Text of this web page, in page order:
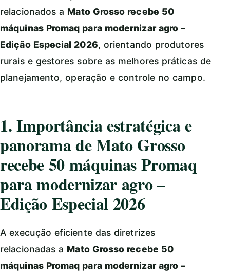
relacionados a Mato Grosso recebe 50
máquinas Promaq para modernizar agro –
Edição Especial 2026, orientando produtores
rurais e gestores sobre as melhores práticas de
planejamento, operação e controle no campo.
1. Importância estratégica e
panorama de Mato Grosso
recebe 50 máquinas Promaq
para modernizar agro –
Edição Especial 2026
A execução eficiente das diretrizes
relacionadas a Mato Grosso recebe 50
máquinas Promaq para modernizar agro –